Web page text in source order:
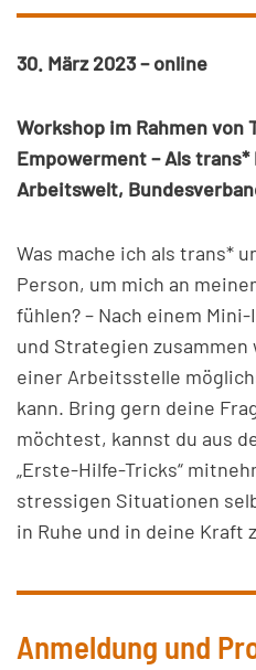
30. März 2023 – online
Workshop im Rahmen von
Empowerment – Als
Arbeitswelt,
Was mache ich als trans*
Person, um mich an
fühlen? – Nach einem
und Strategien zusammen
einer Arbeitsstelle
kann. Bring gern deine
möchtest, kannst du aus
„Erste-Hilfe-Tricks“
stressigen Situationen
in Ruhe und in deine Kraft
Anmeldung und